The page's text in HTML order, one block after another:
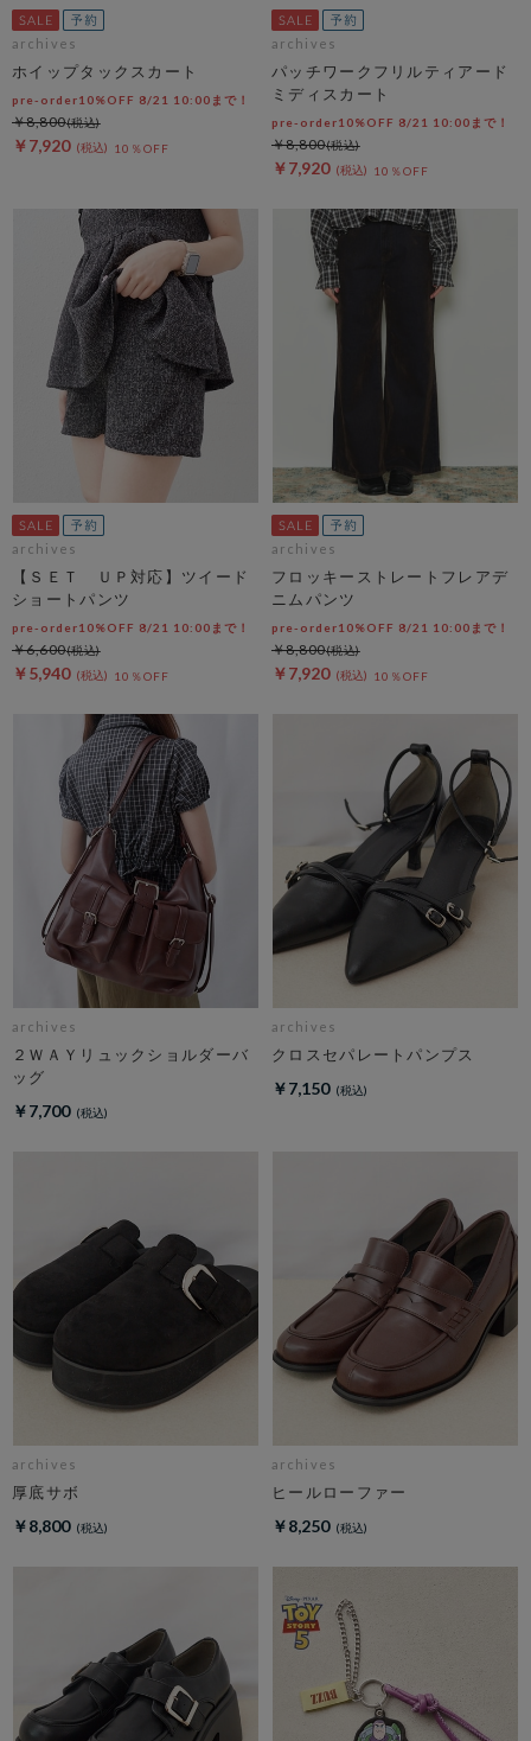
archives
ホイップタックスカート
pre-order10%OFF 8/21 10:00まで！
￥7,920 10％OFF
￥8,800
archives
パッチワークフリルティアード
ミディスカート
pre-order10%OFF 8/21 10:00まで！
￥7,920 10％OFF
￥8,800
archives
【ＳＥＴ ＵＰ対応】ツイード
ショートパンツ
pre-order10%OFF 8/21 10:00まで！
￥5,940 10％OFF
￥6,600
archives
フロッキーストレートフレアデ
ニムパンツ
pre-order10%OFF 8/21 10:00まで！
￥7,920 10％OFF
￥8,800
archives
２ＷＡＹリュックショルダーバ
ッグ
￥7,700
archives
クロスセパレートパンプス
￥7,150
archives
厚底サボ
￥8,800
archives
ヒールローファー
￥8,250